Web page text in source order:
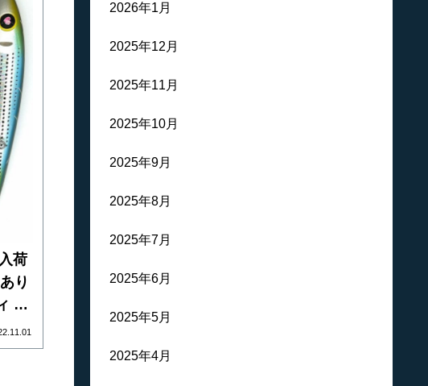
荷
り
約
ウ
2026年1月
2025年12月
2025年11月
2025年10月
2025年9月
2025年8月
2025年7月
2025年6月
2025年5月
2025年4月